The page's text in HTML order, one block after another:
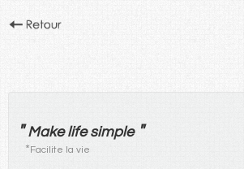
"Make life simple "
*Facilite la vie